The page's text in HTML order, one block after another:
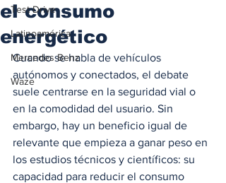
Test Drive
Latinoamérica
Mercedes Benz
Waze
el consumo
energético
Cuando se habla de vehículos
autónomos y conectados, el debate
suele centrarse en la seguridad vial o
en la comodidad del usuario. Sin
embargo, hay un beneficio igual de
relevante que empieza a ganar peso en
los estudios técnicos y científicos: su
capacidad para reducir el consumo